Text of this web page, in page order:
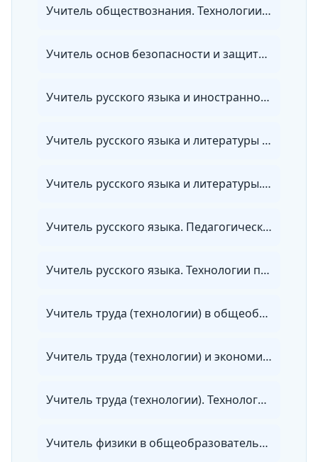
Учитель обществознания. Технологии проектирования и реализации учебного процесса в основной и средней школе с учетом требований ФГОС
Учитель основ безопасности и защиты Родины (ОБЗР) в общеобразовательных организациях, организациях СПО. Преподаватель-организатор ОБЗР
Учитель русского языка и иностранного языка в общеобразовательных организациях, организациях СПО и в репетиторской деятельности
Учитель русского языка и литературы в общеобразовательных организациях, организациях СПО и в репетиторской деятельности
Учитель русского языка и литературы. Педагогическая деятельность по проектированию и реализации образовательного процесса в соответствии с ФГОС
Учитель русского языка. Педагогическая деятельность по проектированию и реализации образовательного процесса в соответствии с ФГОС
Учитель русского языка. Технологии проектирования и реализации учебного процесса в основной и средней школе с учетом требований ФГОС
Учитель труда (технологии) в общеобразовательных организациях и в организациях СПО. Мастер производственного обучения
Учитель труда (технологии) и экономики в общеобразовательных организациях, организациях СПО и в репетиторской деятельности
Учитель труда (технологии). Технологии проектирования и реализации учебного процесса в основной и средней школе с учетом требований ФГОС
Учитель физики в общеобразовательных организациях, организациях СПО и в репетиторской деятельности